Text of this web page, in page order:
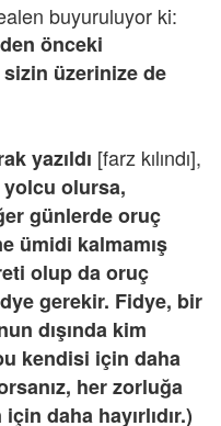
buyuruluyor ki:
önceki
üzerinize de
yazıldı [farz kılındı],
olursa,
günlerde oruç
ümidi kalmamış
olup da oruç
gerekir. Fidye, bir
dışında kim
kendisi için daha
her zorluğa
daha hayırlıdır.)